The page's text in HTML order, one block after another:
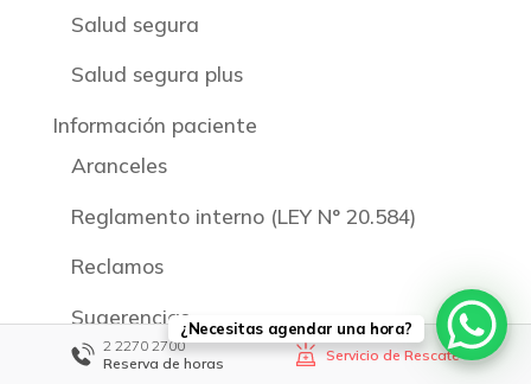
Salud segura
Salud segura plus
Información paciente
Aranceles
Reglamento interno (LEY N° 20.584)
Reclamos
Sugerencias
20 soluciones integrales
2 2270 2700
Reserva de horas
Servicio de Rescate
¿Necesitas agendar una hora?